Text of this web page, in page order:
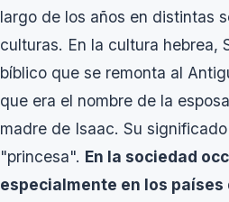
largo de los años en distintas
culturas. En la cultura hebrea,
bíblico que se remonta al
que era el nombre de la
madre de Isaac. Su
"princesa". En la sociedad
especialmente en los países